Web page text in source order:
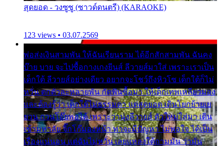
สุดยอด - วงซูซู (ซาวด์ดนตรี) (KARAOKE)
123 views • 03.07.2569
พ่อส่งเงินสามพัน ให้ฉันเรียนราม ได้อีกสักสามพัน ฉันคง
บ๊าย บาย จะไปซื้อกางเกงยีนส์ ลีวายส์มาใส่ เพราะเราเป็น
เด็กใต้ ลีวายส์อย่างเดียว อยากจะโชว์ถึงหิวโซ เด็กใต้ก็ไม่
หวั่น ตกตัวละหลายพัน กัดฟันซื้อมา ให้เด็กเทพเหลียวมอง
และต้องรู้ว่า เด็กใต้ไม่ธรรมดา แต่สุดยอด เดินโยกย้ายเย
ยวน กวนโอ๊ยพอได้ เพราะว่านุ่งลีวายส์ ตัวใหม่ใส่มา เดิน
เข้ามหาลัย จิ๊กโก๊มองหน้า ท่าจะมีปัญหา ไม่พอใจ ได้เป็น
เรื่องแน่นอน แต่ฉันไม่หวั่น เลยแหลงใต้ถามมัน ว่ามัน